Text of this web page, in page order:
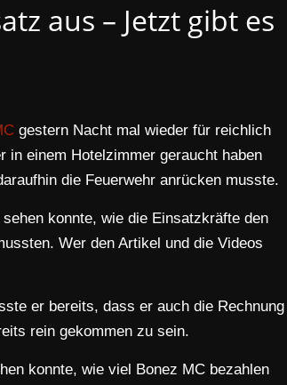
aus – Jetzt gibt es
gestern Nacht mal wieder für reichlich
in einem Hotelzimmer geraucht haben
die Feuerwehr anrücken musste.
konnte, wie die Einsatzkräfte den
Wer den Artikel und die Videos
er bereits, dass er auch die Rechnung
rein gekommen zu sein.
konnte, wie viel Bonez MC bezahlen